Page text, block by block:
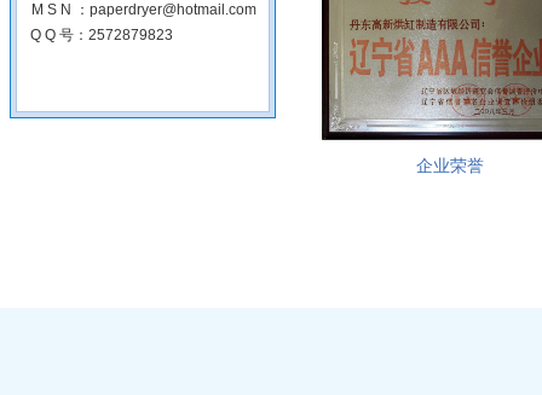
M S N ：paperdryer@hotmail.com
Q Q 号：2572879823
企业荣誉